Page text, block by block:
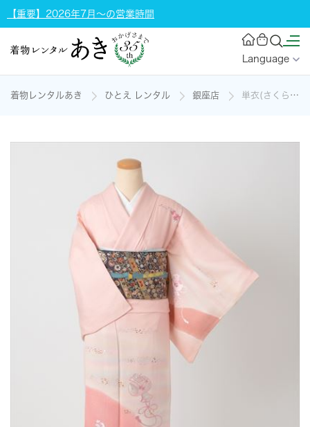
【重要】2026年7月～の営業時間
Language
着物レンタルあき ひとえ レンタル 銀座店 単衣(さくら色の濃淡)の着物レンタル